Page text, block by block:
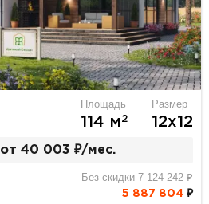
Площадь
114 м2
Размер
12х12
от 40 003 ₽/мес.
Без скидки 7 124 242 ₽
5 887 804₽